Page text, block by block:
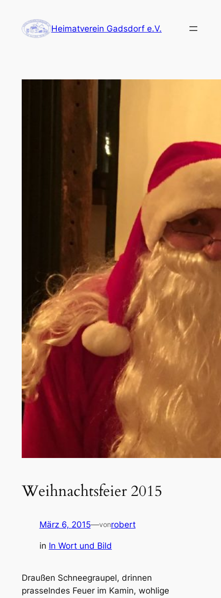
Inhalt
springen
Heimatverein Gadsdorf e.V.
Weihnachtsfeier 2015
März 6, 2015—vonrobert
in In Wort und Bild
Draußen Schneegraupel, drinnen
prasselndes Feuer im Kamin, wohlige